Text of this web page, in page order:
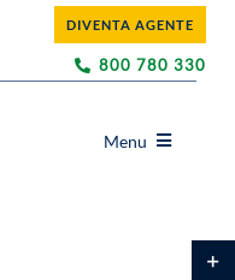
DIVENTA AGENTE
800 780 330
Menu